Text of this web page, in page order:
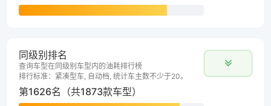
同级别排名
查询车型在同级别车型内的油耗排行榜
排行标准：紧凑型车, 自动档, 统计车主数不少于20。
第1626名（共1873款车型）